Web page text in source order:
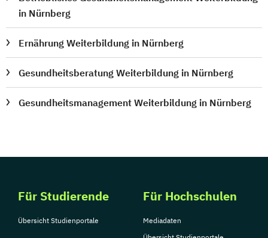
in Nürnberg
Ernährung Weiterbildung in Nürnberg
Gesundheitsberatung Weiterbildung in Nürnberg
Gesundheitsmanagement Weiterbildung in Nürnberg
Für Studierende
Übersicht Studienportale
Für Hochschulen
Mediadaten